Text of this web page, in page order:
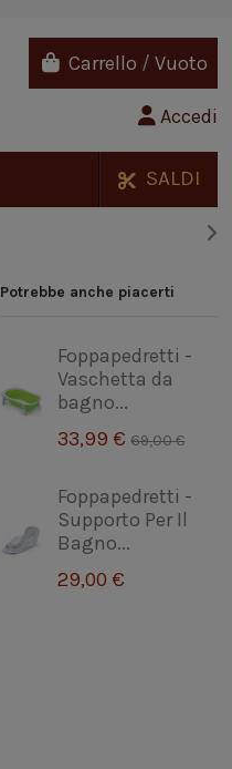
Carrello / Vuoto
Accedi
SALDI
Potrebbe anche piacerti
Foppapedretti -
Vaschetta da
bagno...
33,99 € 69,00 €
Foppapedretti -
Supporto Per Il
Bagno...
29,00 €